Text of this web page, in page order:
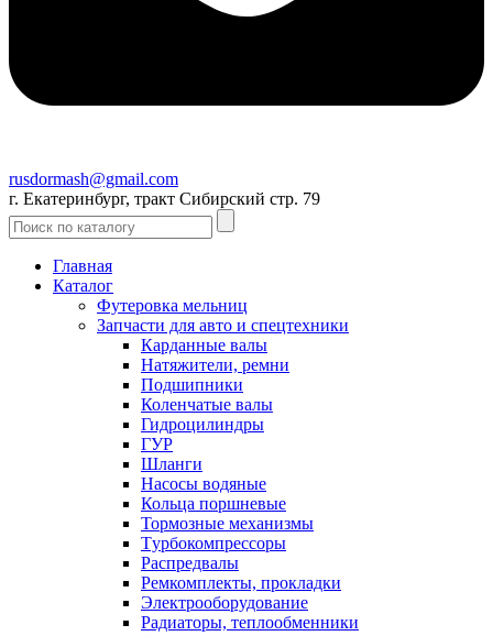
rusdormash@gmail.com
г. Екатеринбург, тракт Сибирский стр. 79
Главная
Каталог
Футеровка мельниц
Запчасти для авто и спецтехники
Карданные валы
Натяжители, ремни
Подшипники
Коленчатые валы
Гидроцилиндры
ГУР
Шланги
Насосы водяные
Кольца поршневые
Тормозные механизмы
Tурбокомпрессоры
Распредвалы
Ремкомплекты, прокладки
Электрооборудование
Радиаторы, теплообменники